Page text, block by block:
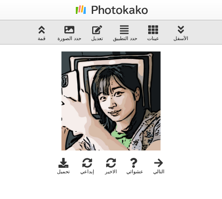
قمة حدد الصورة تعديل حدد التطبيق عينات الأسفل
تحميل إبداعي الاخير عشوائي التالي